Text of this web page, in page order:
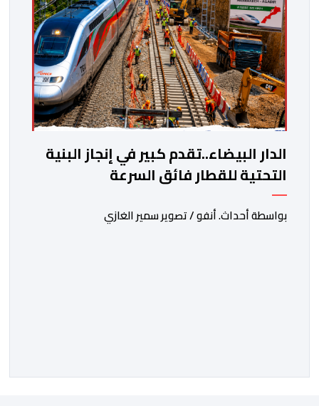
الدار البيضاء..تقدم كبير في إنجاز البنية
التحتية للقطار فائق السرعة
بواسطة أحداث. أنفو / تصوير سمير الغازي